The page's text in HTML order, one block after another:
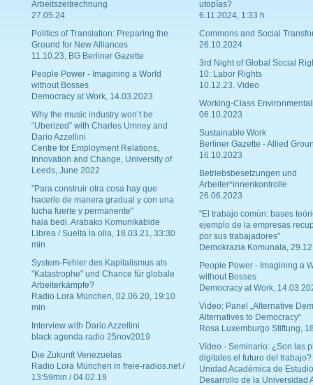
Arbeitszeitrechnung
27.05.24
Politics of Translation: Preparing the
Ground for New Alliances
11.10.23, BG Berliner Gazette
People Power - Imagining a World
without Bosses
Democracy at Work, 14.03.2023
Why the music industry won’t be
“Uberized” with Charles Umney and
Dario Azzellini
Centre for Employment Relations,
Innovation and Change, University of
Leeds, June 2022
"Para construir otra cosa hay que
hacerlo de manera gradual y con una
lucha fuerte y permanente"
hala bedi. Arabako Komunikabide
Librea / Suelta la olla, 18.03.21, 33:30
min
System-Fehler des Kapitalismus als
"Katastrophe" und Chance für globale
Arbeiterkämpfe?
Radio Lora München, 02.06.20, 19:10
min
Interview with Dario Azzellini
black agenda radio 25nov2019
Die Zukunft Venezuelas
Radio Lora München in freie-radios.net /
13:59min / 04.02.19
utopías?
6.11.2024, 1:33 h
Commons and Social
26.10.2024
3rd Night of Global Social
10: Labor Rights
10.12.23. Video
Working-Class
06.10.2023
Sustainable Work
Berliner Gazette - Allied
16.10.2023
Betriebsbesetzungen und
Arbeiter*innenkontrolle
26.06.2023
"El trabajo común: bases
ejemplo de la empresas
por sus trabajadores"
Demokrazia Komunala,
People Power - Imagining a
without Bosses
Democracy at Work,
Video: Panel „Alternative
Alternatives to Democracy“
Rosa Luxemburgo Stiftung,
Vídeo - Seminario: ¿Son las
digitales el futuro del trabajo?
Unidad Académica de
Desarrollo de la Universidad